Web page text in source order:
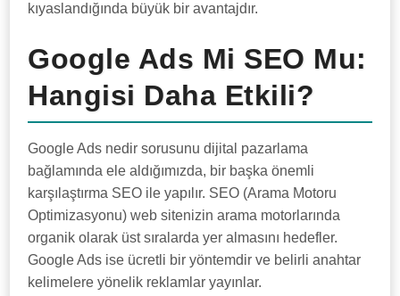
kıyaslandığında büyük bir avantajdır.
Google Ads Mi SEO Mu:
Hangisi Daha Etkili?
Google Ads nedir sorusunu dijital pazarlama
bağlamında ele aldığımızda, bir başka önemli
karşılaştırma SEO ile yapılır. SEO (Arama Motoru
Optimizasyonu) web sitenizin arama motorlarında
organik olarak üst sıralarda yer almasını hedefler.
Google Ads ise ücretli bir yöntemdir ve belirli anahtar
kelimelere yönelik reklamlar yayınlar.